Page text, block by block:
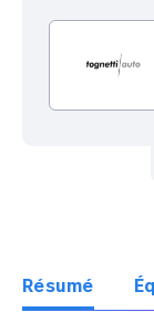
Résumé